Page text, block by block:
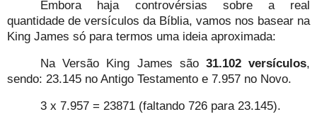
Embora haja controvérsias sobre a real
quantidade de versículos da Bíblia, vamos nos basear na
King James só para termos uma ideia aproximada:
Na Versão King James são 31.102 versículos,
sendo: 23.145 no Antigo Testamento e 7.957 no Novo.
3 x 7.957 = 23871 (faltando 726 para 23.145).